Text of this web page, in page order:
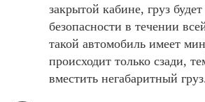
закрытой кабине, груз
безопасности в течении
такой автомобиль имеет
происходит только сзади,
вместить негабаритный